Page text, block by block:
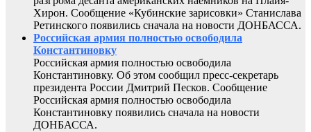
Хирон. Сообщение «Кубинские зарисовки» Станислава
Ретинского появились сначала на новости ДОНБАССА.
Российская армия полностью освободила
Константиновку
Российская армия полностью освободила
Константиновку. Об этом сообщил пресс-секретарь
президента России Дмитрий Песков. Сообщение
Российская армия полностью освободила
Константиновку появились сначала на новости
ДОНБАССА.